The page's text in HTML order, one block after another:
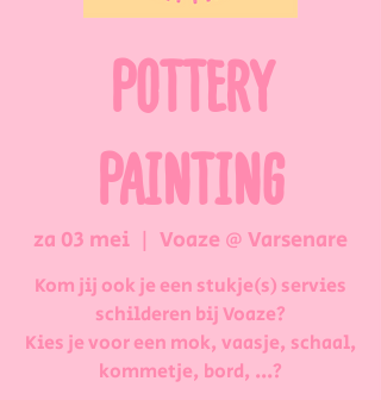
POTTERY
PAINTING
za 03 mei
  |
Voaze @ Varsenare
Kom jij ook je een stukje(s) servies
schilderen bij Voaze?
Kies je voor een mok, vaasje, schaal,
kommetje, bord, ...?